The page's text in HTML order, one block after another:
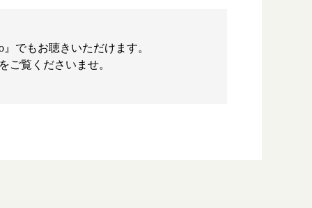
でもお聴きいただけます。
ご覧くださいませ。